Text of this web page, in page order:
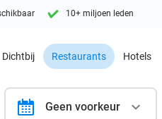
10+ miljoen leden
Dichtbij Restaurants Hotels
calendar Geen voorkeur